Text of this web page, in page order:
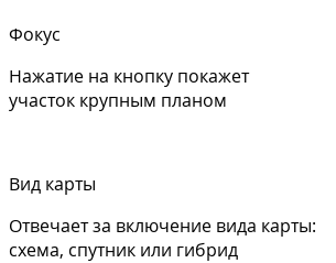
Фокус
Нажатие на кнопку покажет
участок крупным планом
Вид карты
Отвечает за включение вида карты:
схема, спутник или гибрид